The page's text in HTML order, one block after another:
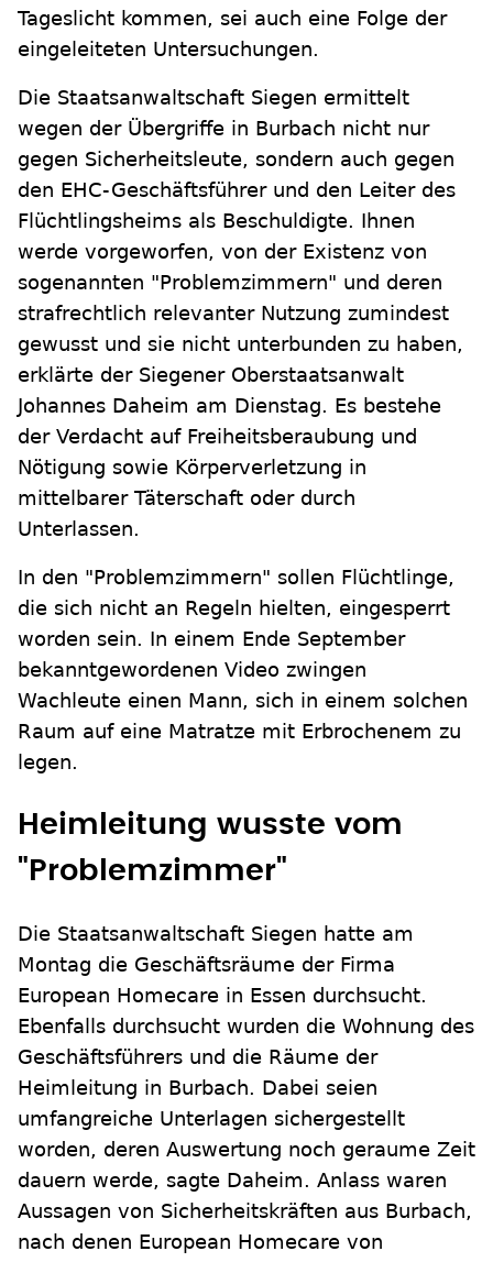
Tageslicht kommen, sei auch eine Folge der
eingeleiteten Untersuchungen.
Die Staatsanwaltschaft Siegen ermittelt
wegen der Übergriffe in Burbach nicht nur
gegen Sicherheitsleute, sondern auch gegen
den EHC-Geschäftsführer und den Leiter des
Flüchtlingsheims als Beschuldigte. Ihnen
werde vorgeworfen, von der Existenz von
sogenannten "Problemzimmern" und deren
strafrechtlich relevanter Nutzung zumindest
gewusst und sie nicht unterbunden zu haben,
erklärte der Siegener Oberstaatsanwalt
Johannes Daheim am Dienstag. Es bestehe
der Verdacht auf Freiheitsberaubung und
Nötigung sowie Körperverletzung in
mittelbarer Täterschaft oder durch
Unterlassen.
In den "Problemzimmern" sollen Flüchtlinge,
die sich nicht an Regeln hielten, eingesperrt
worden sein. In einem Ende September
bekanntgewordenen Video zwingen
Wachleute einen Mann, sich in einem solchen
Raum auf eine Matratze mit Erbrochenem zu
legen.
Heimleitung wusste vom
"Problemzimmer"
Die Staatsanwaltschaft Siegen hatte am
Montag die Geschäftsräume der Firma
European Homecare in Essen durchsucht.
Ebenfalls durchsucht wurden die Wohnung des
Geschäftsführers und die Räume der
Heimleitung in Burbach. Dabei seien
umfangreiche Unterlagen sichergestellt
worden, deren Auswertung noch geraume Zeit
dauern werde, sagte Daheim. Anlass waren
Aussagen von Sicherheitskräften aus Burbach,
nach denen European Homecare von